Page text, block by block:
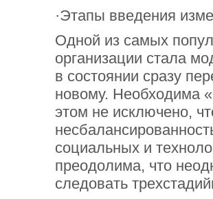
·Этапы введения
Одной из самых
организации стала
в состоянии сразу
новому. Необходима
этом не исключено,
социальных и
преодолима, что
следовать